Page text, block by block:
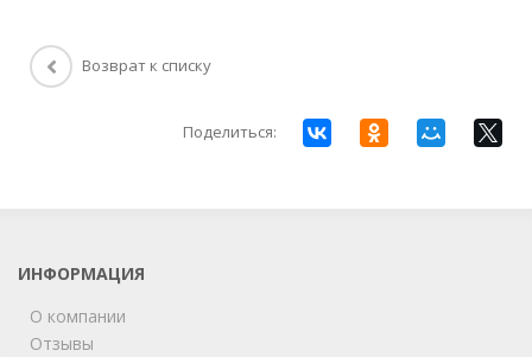
Возврат к списку
Поделиться:
ИНФОРМАЦИЯ
О компании
Отзывы